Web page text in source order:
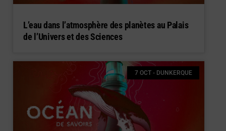
L’eau dans l’atmosphère des planètes au Palais
de l’Univers et des Sciences
7 OCT - DUNKERQUE